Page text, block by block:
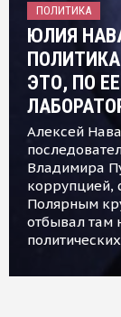
ПОЛИТИКА
ЮЛИЯ
ЭТО, ПО
Алексей
Владимира
коррупцией,
Полярным
отбывал там